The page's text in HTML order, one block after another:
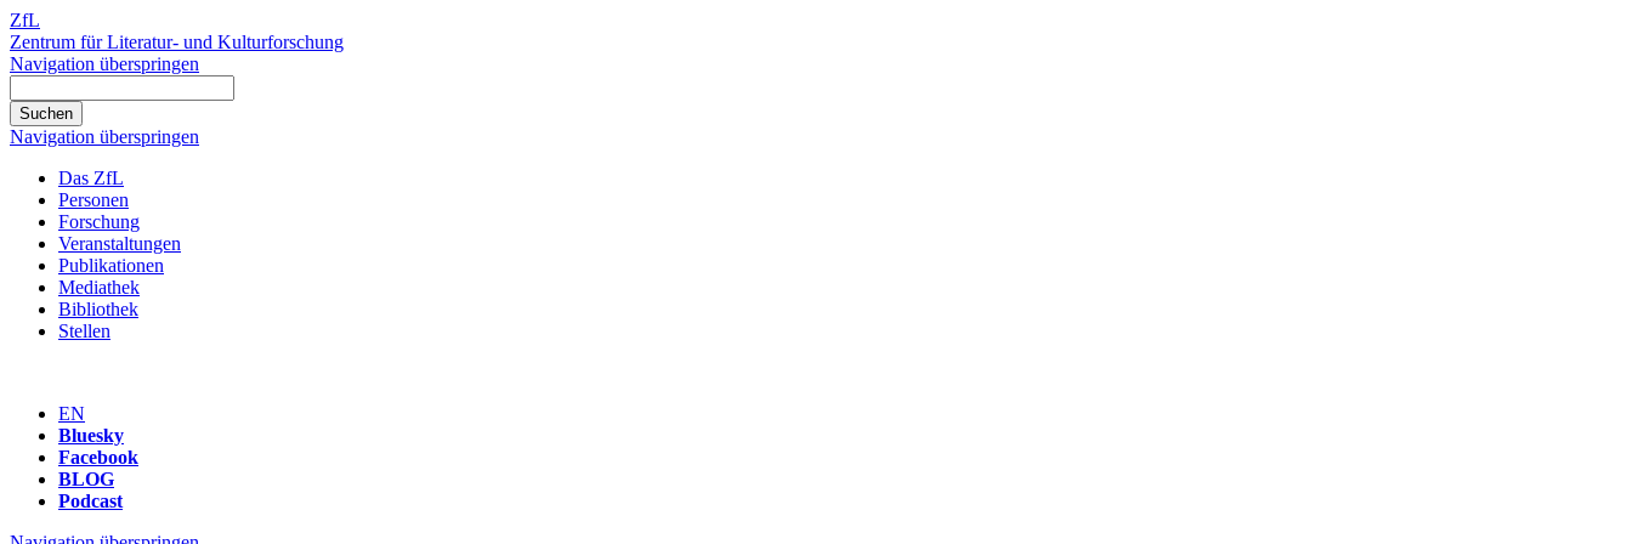
ZfL
Zentrum für Literatur- und Kulturforschung
Navigation überspringen
Navigation überspringen
Das ZfL
Personen
Forschung
Veranstaltungen
Publikationen
Mediathek
Bibliothek
Stellen
EN
Bluesky
Facebook
BLOG
Podcast